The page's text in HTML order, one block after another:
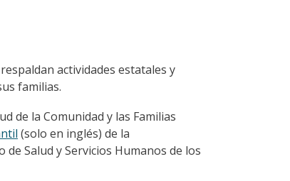
actividades estatales y
familias.
de la Comunidad y las Familias
(solo en inglés) de la
Salud y Servicios Humanos de los